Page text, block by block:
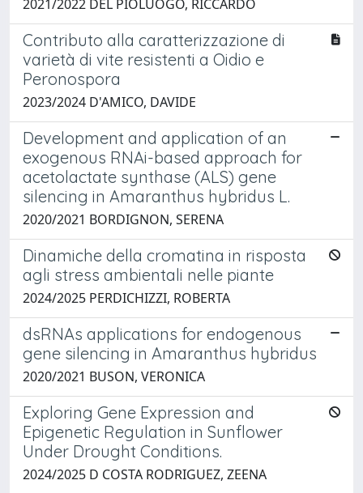
2021/2022 DEL PIOLUOGO, RICCARDO
Contributo alla caratterizzazione di
varietà di vite resistenti a Oidio e
Peronospora
2023/2024 D'AMICO, DAVIDE
Development and application of an
exogenous RNAi-based approach for
acetolactate synthase (ALS) gene
silencing in Amaranthus hybridus L.
2020/2021 BORDIGNON, SERENA
Dinamiche della cromatina in risposta
agli stress ambientali nelle piante
2024/2025 PERDICHIZZI, ROBERTA
dsRNAs applications for endogenous
gene silencing in Amaranthus hybridus
2020/2021 BUSON, VERONICA
Exploring Gene Expression and
Epigenetic Regulation in Sunflower
Under Drought Conditions.
2024/2025 D COSTA RODRIGUEZ, ZEENA